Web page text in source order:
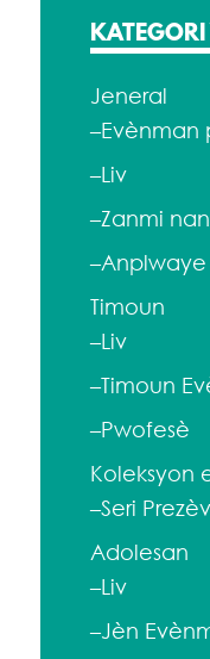
Jeneral
–Evènman
–Liv
–Zanmi
Timoun
–Liv
–Timoun
–Pwofesè
Koleksyon
–Seri
Adolesan
–Liv
–Jèn